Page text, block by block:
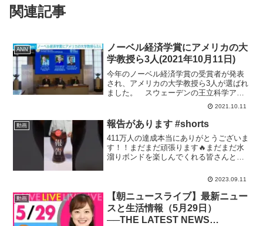
関連記事
ANN
ノーベル経済学賞にアメリカの大
学教授ら3人(2021年10月11日)
今年のノーベル経済学賞の受賞者が発表
され、アメリカの大学教授ら3人が選ばれ
ました。 スウェーデンの王立科学アカ
デミーは11日、今年のノーベル経済学賞
の受賞者を発表しました。 選ばれたの
はカリフォルニア大学バークレー校のデ
ービッド・カード教授...
2021.10.11
動画 報告があります #shorts
411万人の達成本当にありがとうございま
す！！まだまだ頑張ります🔥まだまだ水
溜りボンドを楽しんでくれる皆さんと一
これからもよろしくお願います。目指せ
ら！動画を楽し...
2023.09.11
動画
【朝ニュースライブ】最新ニュー
スと生活情報（5月29日）
──THE LATEST NEWS